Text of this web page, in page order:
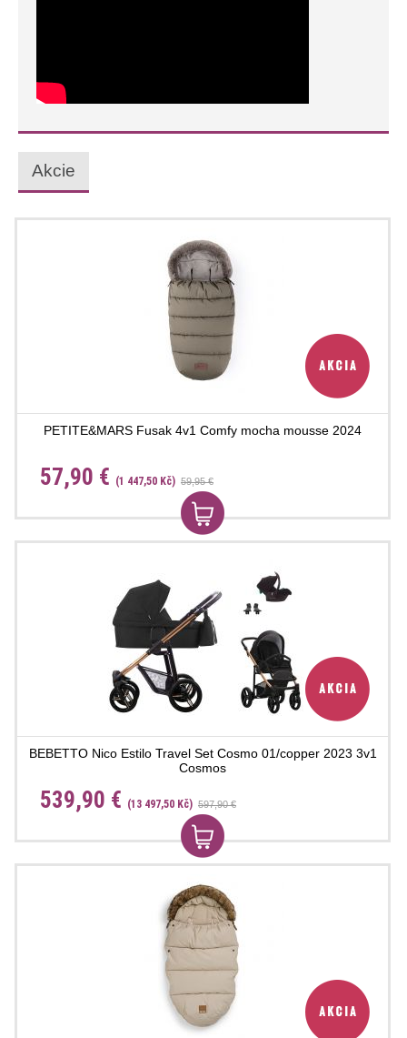
Akcie
PETITE&MARS Fusak 4v1 Comfy mocha mousse 2024
57,90 € (1 447,50 Kč) 59,95 €
BEBETTO Nico Estilo Travel Set Cosmo 01/copper 2023 3v1
Cosmos
539,90 € (13 497,50 Kč) 597,90 €